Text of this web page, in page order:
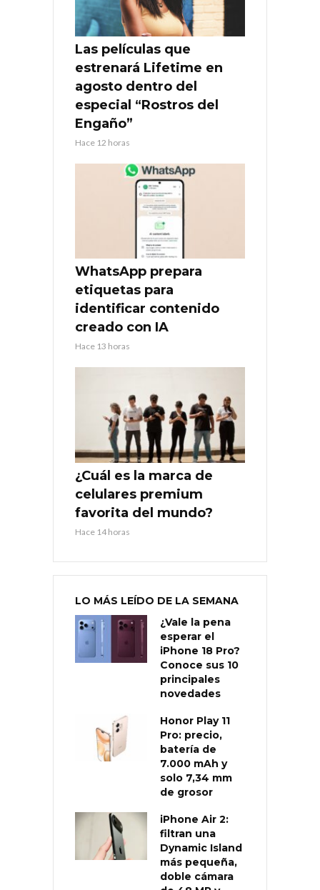
Las películas que
estrenará Lifetime en
agosto dentro del
especial “Rostros del
Engaño”
Hace 12 horas
WhatsApp prepara
etiquetas para
identificar contenido
creado con IA
Hace 13 horas
¿Cuál es la marca de
celulares premium
favorita del mundo?
Hace 14 horas
LO MÁS LEÍDO DE LA SEMANA
¿Vale la pena
esperar el
iPhone 18 Pro?
Conoce sus 10
principales
novedades
Honor Play 11
Pro: precio,
batería de
7.000 mAh y
solo 7,34 mm
de grosor
iPhone Air 2:
filtran una
Dynamic Island
más pequeña,
doble cámara